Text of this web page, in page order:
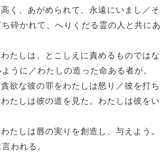
く、あがめられて、永遠にいまし／
砕かれて、へりくだる霊の人と共に
たしは、とこしえに責めるものでは
うに／わたしの造った命ある者が。
欲な彼の罪をわたしは怒り／彼を打
たしは彼の道を見た。わたしは彼を
たしは唇の実りを創造し、与えよう
われる。